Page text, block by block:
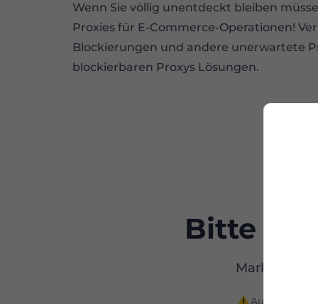
Wenn Sie völlig unentdeckt bleiben
Proxies für E-Commerce-Operationen!
Blockierungen und andere unerwartete
blockierbaren Proxys Lösungen.
Bitte
Aus